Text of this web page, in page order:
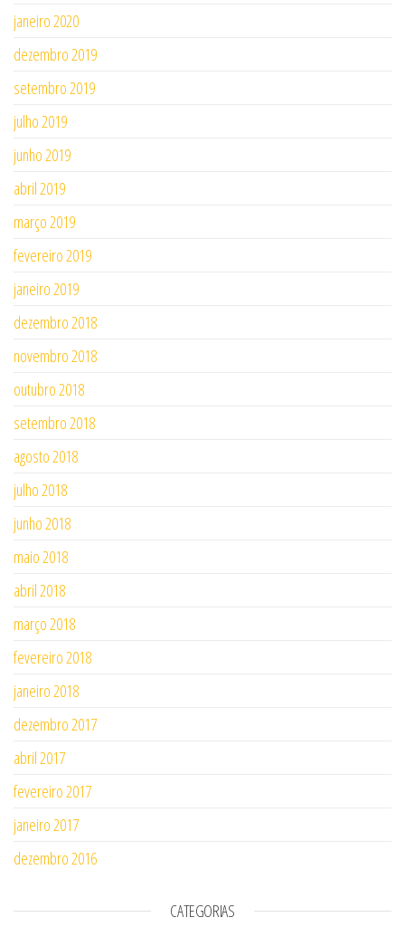
janeiro 2020
dezembro 2019
setembro 2019
julho 2019
junho 2019
abril 2019
março 2019
fevereiro 2019
janeiro 2019
dezembro 2018
novembro 2018
outubro 2018
setembro 2018
agosto 2018
julho 2018
junho 2018
maio 2018
abril 2018
março 2018
fevereiro 2018
janeiro 2018
dezembro 2017
abril 2017
fevereiro 2017
janeiro 2017
dezembro 2016
CATEGORIAS